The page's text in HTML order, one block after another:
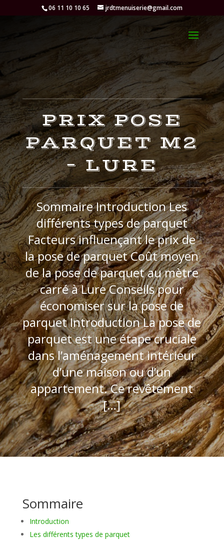
06 11 10 10 65 jrdtmenuiserie@gmail.com
PRIX POSE
PARQUET M2
– LURE
Sommaire Introduction Les
différents types de parquet
Facteurs influençant le prix de
la pose de parquet Coût moyen
de la pose de parquet au mètre
carré à Lure Conseils pour
économiser sur la pose de
parquet Introduction La pose de
parquet est une étape cruciale
dans l’aménagement intérieur
d’une maison ou d’un
appartement. Ce revêtement
[…]
Sommaire
Introduction
Les différents types de parquet